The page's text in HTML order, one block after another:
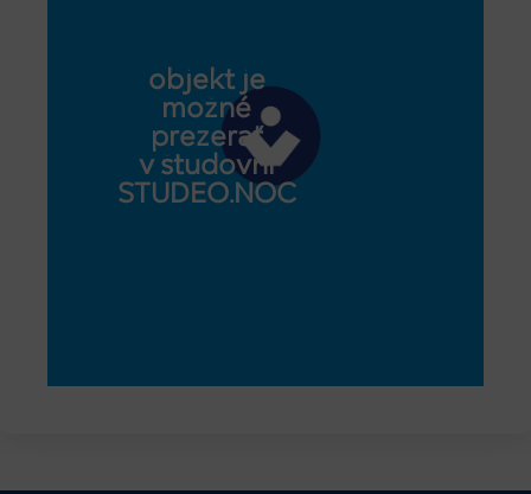
objekt je
možné
prezerať
v študovni
STUDEO.NOC